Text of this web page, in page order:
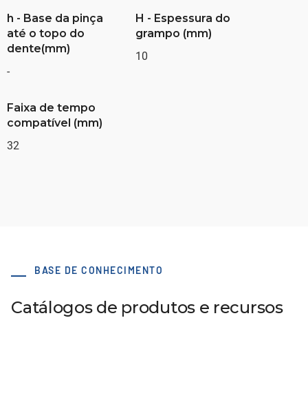
h - Base da pinça
até o topo do
dente(mm)
-
H - Espessura do
grampo (mm)
10
Faixa de tempo
compatível (mm)
32
BASE DE CONHECIMENTO
Catálogos de produtos e recursos